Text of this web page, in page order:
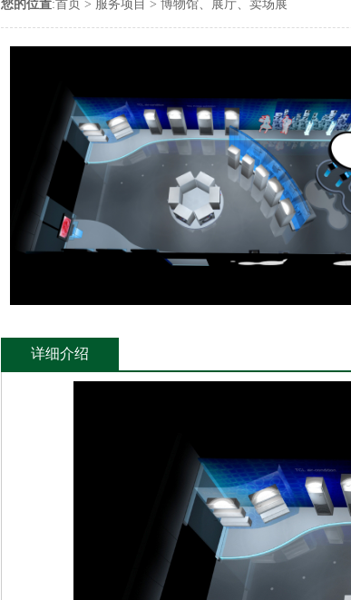
您的位置:首页 > 服务项目 > 博物馆、展厅、卖场展
详细介绍